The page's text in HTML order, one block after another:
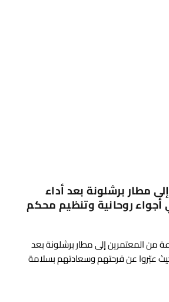
مطار برشلونة بعد أداء
روحانية وتنظيم محكم
مجموعة من المعتمرين إلى مطار برشلونة بعد
عبّروا عن فرحتهم وسعادتهم بسلامة